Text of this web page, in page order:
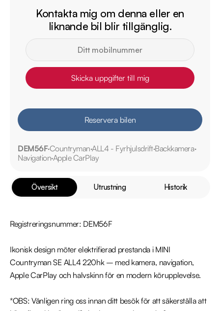
Kontakta mig om denna eller en
liknande bil blir tillgänglig.
Skicka uppgifter till mig
Reservera bilen
DEM56FCountryman ALL4 - FyrhjulsdriftBackkamera
NavigationApple CarPlay
Översikt Utrustning Historik
Registreringsnummer: DEM56F
Ikonisk design möter elektrifierad prestanda i MINI
Countryman SE ALL4 220hk – med kamera, navigation,
Apple CarPlay och halvskinn för en modern körupplevelse.
*OBS: Vänligen ring oss innan ditt besök för att säkerställa att